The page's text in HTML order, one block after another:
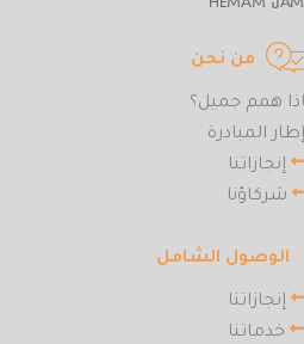
من نحن
همم جميل؟
إطار المبادرة
إنجازاتنا
شركاؤنا
الوصول الشامل
إنجازاتنا
خدماتنا